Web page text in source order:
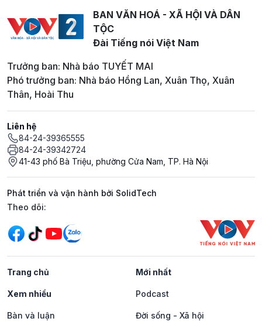
BAN VĂN HOÁ - XÃ HỘI VÀ DÂN
TỘC
Đài Tiếng nói Việt Nam
Trưởng ban: Nhà báo TUYẾT MAI
Phó trưởng ban: Nhà báo Hồng Lan, Xuân Thọ, Xuân
Thân, Hoài Thu
Liên hệ
84-24-39365555
84-24-39342724
41-43 phố Bà Triệu, phường Cửa Nam, TP. Hà Nội
Phát triển và vận hành bởi SolidTech
Mạng xã hội
Theo dõi:
Trang chủ Mới nhất
Xem nhiều Podcast
Bàn và luận Đời sống - Xã hội